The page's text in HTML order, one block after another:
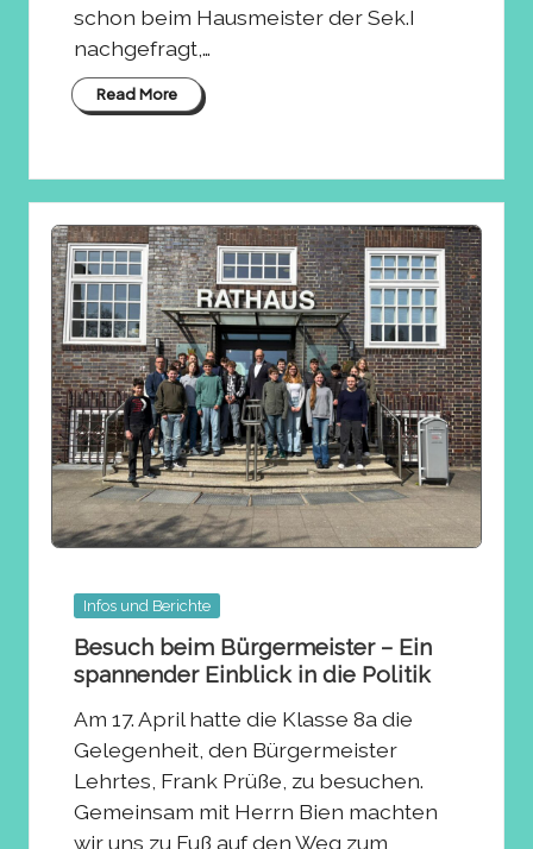
schon beim Hausmeister der Sek.I
nachgefragt,…
Read More
Posted
Infos und Berichte
Besuch beim Bürgermeister – Ein
spannender Einblick in die Politik
Am 17. April hatte die Klasse 8a die
Gelegenheit, den Bürgermeister
Lehrtes, Frank Prüße, zu besuchen.
Gemeinsam mit Herrn Bien machten
wir uns zu Fuß auf den Weg zum